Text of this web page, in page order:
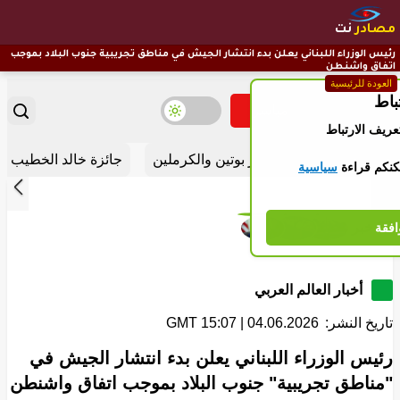
مصادرنت
العودة للرئيسية
رئيس الوزراء اللبناني يعلن بدء انتشار الجيش في مناطق تجريبية جنوب البلاد بموجب
اتفاق واشنطن